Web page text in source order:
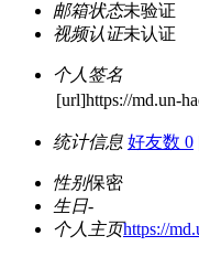
邮箱状态未验证
视频认证未认证
个人签名
[url]https://md.un-
统计信息 好友数 0
性别保密
生日-
个人主页https://